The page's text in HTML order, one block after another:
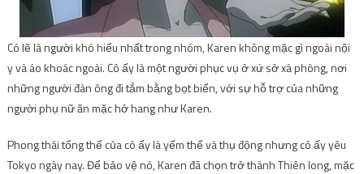
Có lẽ là người khó hiểu nhất trong nhóm, Karen không mặc gì ngoài nội
y và áo khoác ngoài. Cô ấy là một người phục vụ ở xứ sở xà phòng, nơi
những người đàn ông đi tắm bằng bọt biển, với sự hỗ trợ của những
người phụ nữ ăn mặc hở hang như Karen.
Phong thái tổng thể của cô ấy là yếm thế và thụ động nhưng cô ấy yêu
Tokyo ngày nay. Để bảo vệ nó, Karen đã chọn trở thành Thiên long, mặc